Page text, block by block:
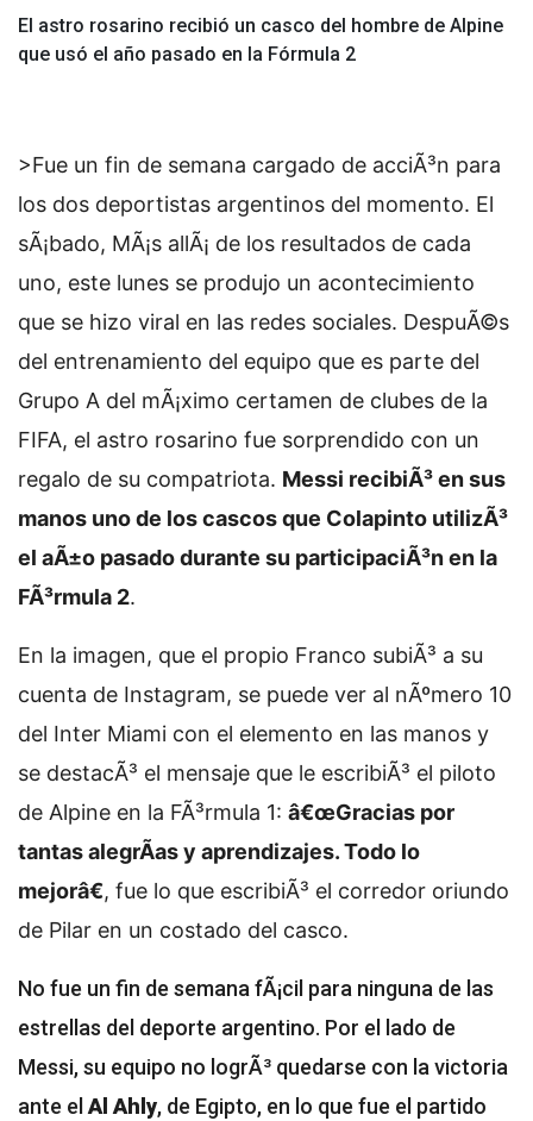
El astro rosarino recibió un casco del hombre de Alpine
que usó el año pasado en la Fórmula 2
>Fue un fin de semana cargado de acciÃ³n para
los dos deportistas argentinos del momento. El
sÃ¡bado, MÃ¡s allÃ¡ de los resultados de cada
uno, este lunes se produjo un acontecimiento
que se hizo viral en las redes sociales. DespuÃ©s
del entrenamiento del equipo que es parte del
Grupo A del mÃ¡ximo certamen de clubes de la
FIFA, el astro rosarino fue sorprendido con un
regalo de su compatriota. Messi recibiÃ³ en sus
manos uno de los cascos que Colapinto utilizÃ³
el aÃ±o pasado durante su participaciÃ³n en la
FÃ³rmula 2.
En la imagen, que el propio Franco subiÃ³ a su
cuenta de Instagram, se puede ver al nÃºmero 10
del Inter Miami con el elemento en las manos y
se destacÃ³ el mensaje que le escribiÃ³ el piloto
de Alpine en la FÃ³rmula 1: â€œGracias por
tantas alegrÃ­as y aprendizajes. Todo lo
mejorâ€, fue lo que escribiÃ³ el corredor oriundo
de Pilar en un costado del casco.
No fue un fin de semana fÃ¡cil para ninguna de las
estrellas del deporte argentino. Por el lado de
Messi, su equipo no logrÃ³ quedarse con la victoria
ante elAl Ahly, de Egipto, en lo que fue el partido